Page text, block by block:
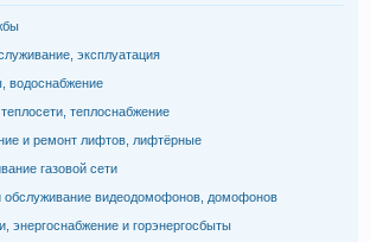
эксплуатация
водоснабжение
теплоснабжение
и ремонт лифтов, лифтёрные
газовой сети
обслуживание видеодомофонов, домофонов
энергоснабжение и горэнергосбыты